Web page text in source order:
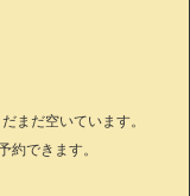
まだ空いています。
約できます。